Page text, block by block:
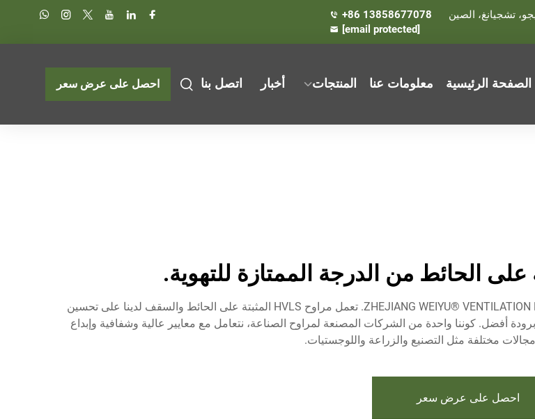
+86 13858677078
[email protected]
الصفحة الرئيسية معلومات عنا المنتجات أخبار اتصل بنا احصل على عرض سعر
هناك حلول من الدرجة الأولى من شركة ZHEJIANG WEIYU® VENTILATION ELECTROMECHANICAL CO.,LTD. تعمل مراوح HVLS المثبتة على الحائط والسقف لدينا على تحسين
أفضل. كوننا واحدة من الشركات المصنعة لمراوح الصناعة، نتعامل مع معايير عالية وشفافية وإبداع
مختلفة مثل التصنيع والزراعة واللوجستيات.
احصل على عرض سعر